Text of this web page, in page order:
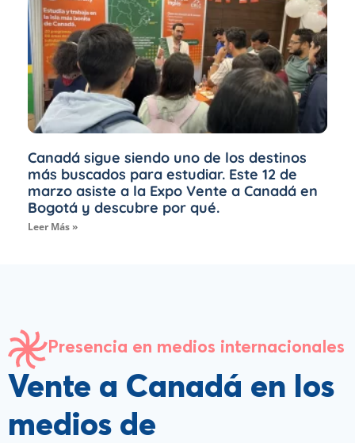
Canadá sigue siendo uno de los destinos
más buscados para estudiar. Este 12 de
marzo asiste a la Expo Vente a Canadá en
Bogotá y descubre por qué.
Leer Más »
Presencia en medios internacionales
Vente a Canadá en los
medios de